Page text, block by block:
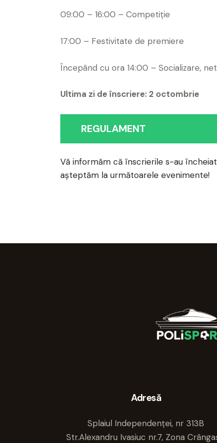
09:00 – 16:00 – Competiție
17:00 – Festivitate de premiere
Începând cu ora 14:00 – Socializare,
Ultima zi de înscriere: 2 octombrie
REGULAMENT
Vă informăm că înscrierile s-au
așteptăm la următoarele evenimente!
Adresă
Splaiul Independenței, nr 313B
Str.Alexandru Ivasiuc nr.7, Zona